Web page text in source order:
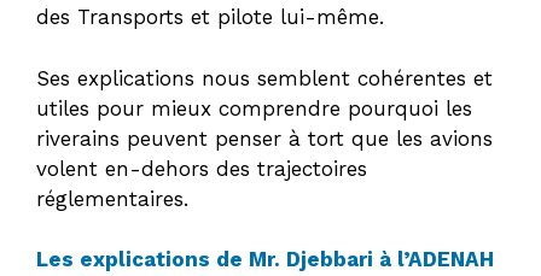
des Transports et pilote lui-même.
Ses explications nous semblent cohérentes et
utiles pour mieux comprendre pourquoi les
riverains peuvent penser à tort que les avions
volent en-dehors des trajectoires
réglementaires.
Les explications de Mr. Djebbari à l’ADENAH